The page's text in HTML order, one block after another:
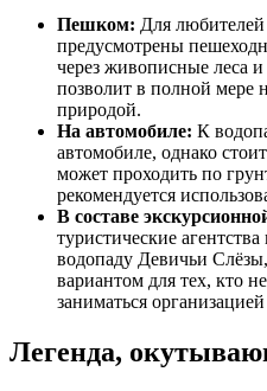
Пешком: Для
предусмотрены
через живописные леса
позволит в полной мере
природой.
На автомобиле: К
автомобиле, однако
может проходить по
рекомендуется
В составе
туристические
водопаду Девичьи
вариантом для тех, кто
заниматься
Легенда,